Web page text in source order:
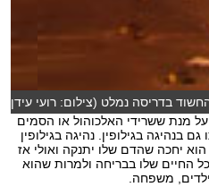
בדריסה נמלט (צילום: רועי עידן
מנת ששרידי האלכוהול או הסמים
בנהיגה בגילופין. נהיגה בגילופין
יחכה שהדם שלו יתנקה ואולי אז
החיים שלו בבריחה ולמרות שהוא
משפחה.